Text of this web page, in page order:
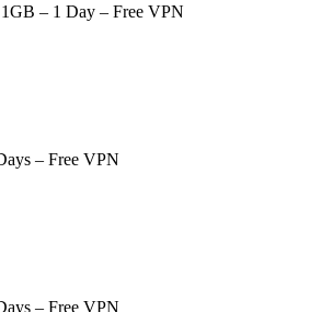
– 1 Day – Free VPN
– Free VPN
– Free VPN